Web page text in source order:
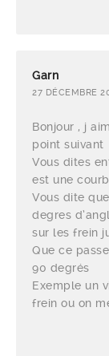
Garn
27 DÉCEMBRE
Bonjour , j
point suivant
Vous dites
est une
Vous dite
degres
sur les frein
Que ce
90 degrés
Exemple un
frein ou on